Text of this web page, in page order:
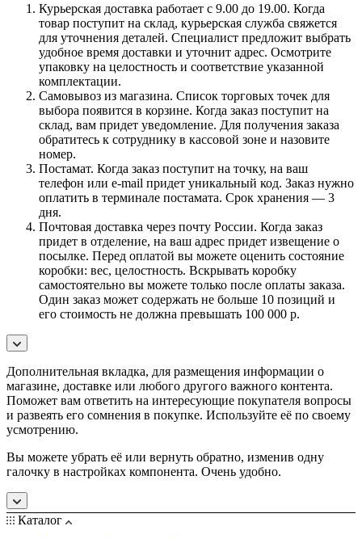
Курьерская доставка работает с 9.00 до 19.00. Когда
товар поступит на склад, курьерская служба свяжется
для уточнения деталей. Специалист предложит выбрать
удобное время доставки и уточнит адрес. Осмотрите
упаковку на целостность и соответствие указанной
комплектации.
Самовывоз из магазина. Список торговых точек для
выбора появится в корзине. Когда заказ поступит на
склад, вам придет уведомление. Для получения заказа
обратитесь к сотруднику в кассовой зоне и назовите
номер.
Постамат. Когда заказ поступит на точку, на ваш
телефон или e-mail придет уникальный код. Заказ нужно
оплатить в терминале постамата. Срок хранения — 3
дня.
Почтовая доставка через почту России. Когда заказ
придет в отделение, на ваш адрес придет извещение о
посылке. Перед оплатой вы можете оценить состояние
коробки: вес, целостность. Вскрывать коробку
самостоятельно вы можете только после оплаты заказа.
Один заказ может содержать не больше 10 позиций и
его стоимость не должна превышать 100 000 р.
Дополнительная вкладка, для размещения информации о
магазине, доставке или любого другого важного контента.
Поможет вам ответить на интересующие покупателя вопросы
и развеять его сомнения в покупке. Используйте её по своему
усмотрению.
Вы можете убрать её или вернуть обратно, изменив одну
галочку в настройках компонента. Очень удобно.
Каталог